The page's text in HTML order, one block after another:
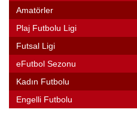
Amatörler
Plaj Futbolu Ligi
Futsal Ligi
eFutbol Sezonu
Kadın Futbolu
Engelli Futbolu